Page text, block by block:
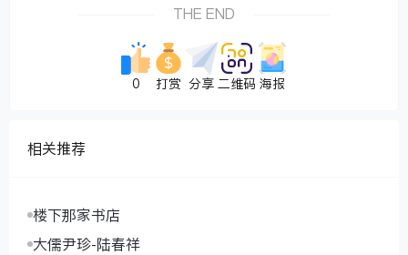
THE END
0 打赏 分享 二维码 海报
相关推荐
楼下那家书店
大儒尹珍-陆春祥